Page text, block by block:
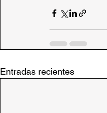
Entradas recientes